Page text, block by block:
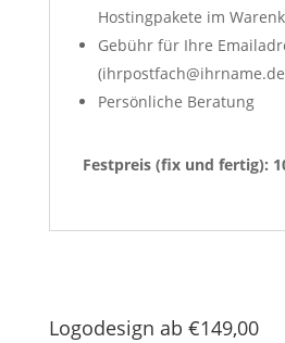
Hostingpakete im
Gebühr für Ihre
Persönliche Beratung
Festpreis (fix und fertig):
Logodesign ab €149,00